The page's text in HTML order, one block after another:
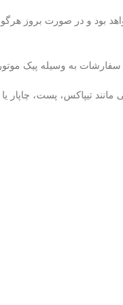
بود و در صورت بروز
به وسیله پیک
تیپاکس، پست، چاپار